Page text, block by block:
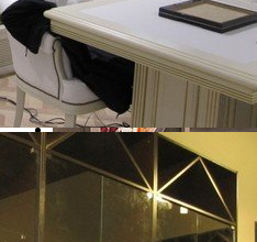
Витрины серии «Таксония»
Фильтры